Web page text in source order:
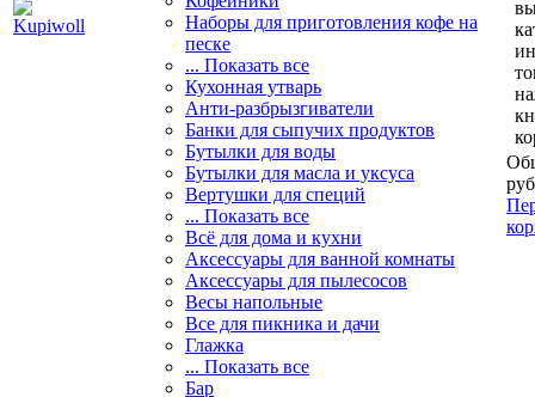
Наборы для приготовления кофе на
песке
... Показать все
Кухонная утварь
Анти-разбрызгиватели
Банки для сыпучих продуктов
Бутылки для воды
Бутылки для масла и уксуса
Вертушки для специй
... Показать все
Всё для дома и кухни
Аксессуары для ванной комнаты
Аксессуары для пылесосов
Весы напольные
Все для пикника и дачи
Глажка
... Показать все
Бар